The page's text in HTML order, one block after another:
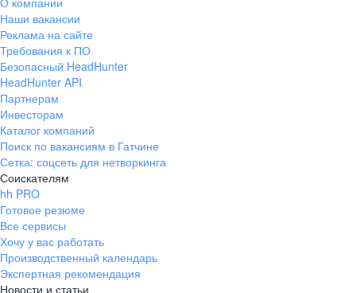
Наши вакансии
Реклама на сайте
Требования к ПО
Безопасный HeadHunter
HeadHunter API
Партнерам
Инвесторам
Каталог компаний
Поиск по вакансиям в Гатчине
Сетка: соцсеть для нетворкинга
Соискателям
hh PRO
Готовое резюме
Все сервисы
Хочу у вас работать
Производственный календарь
Экспертная рекомендация
Новости и статьи